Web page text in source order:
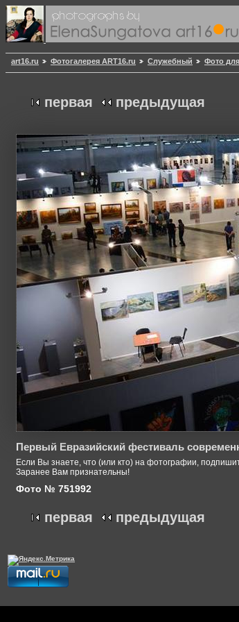
art16.ru Фотогалерея ART16.ru Служебный Фото для
первая предыдущая
Первый Евразийский фестиваль
Если Вы знаете, что (или кто) на фотографии,
Заранее Вам признательны!
Фото № 751992
первая предыдущая